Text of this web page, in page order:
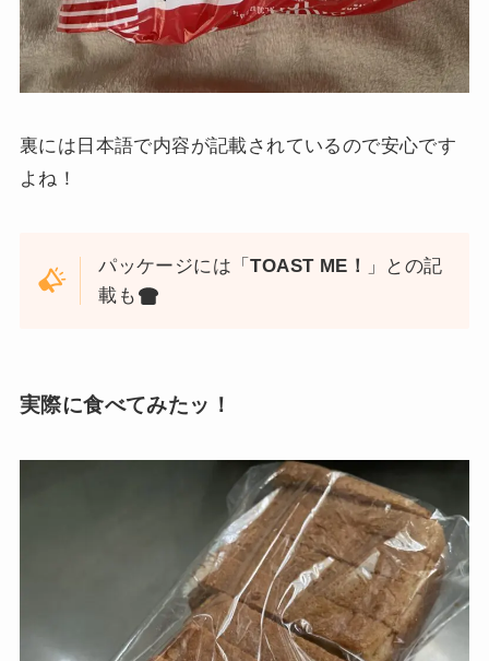
裏には日本語で内容が記載されているので安心です
よね！
パッケージには「TOAST ME！
」との記
載も
実際に食べてみたッ！